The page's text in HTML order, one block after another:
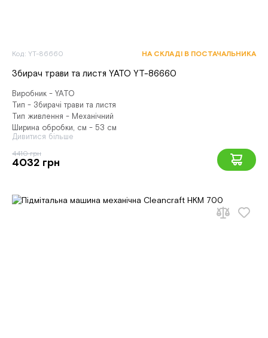
Код: YT-86660 НА СКЛАДІ В ПОСТАЧАЛЬНИКА
Збирач трави та листя YATO YT-86660
Виробник - YATO
Тип - Збирачі трави та листя
Тип живлення - Механічний
Ширина обробки, см - 53 см
Дивитися більше
4410 грн
4032 грн